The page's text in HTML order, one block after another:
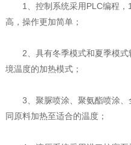
1、控制系统采用PLC编程，
高，操作更加简单；
2、具有冬季模式和夏季模式
境温度的加热模式；
3、聚脲喷涂、聚氨酯喷涂、
同原料加热至适合的温度；